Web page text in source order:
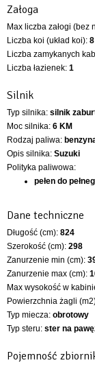
Załoga
Max liczba załogi (bez
Liczba koi (układ koi):
Liczba zamykanych
Liczba łazienek: 1
Silnik
Typ silnika: silnik
Moc silnika: 6 KM
Rodzaj paliwa:
Opis silnika: Suzuki
Polityka paliwowa:
pełen do
Dane techniczne
Długość (cm): 824
Szerokość (cm): 298
Zanurzenie min (cm):
Zanurzenie max (cm):
Max wysokość w
Powierzchnia żagli
Typ miecza: obrotowy
Typ steru: ster na
Pojemność